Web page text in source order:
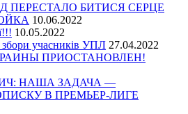
ПЕРЕСТАЛО БИТИСЯ СЕРЦЕ
10.06.2022
10.05.2022
збори учасників УПЛ 27.04.2022
ПРИОСТАНОВЛЕН!
НАША ЗАДАЧА —
В ПРЕМЬЕР-ЛИГЕ